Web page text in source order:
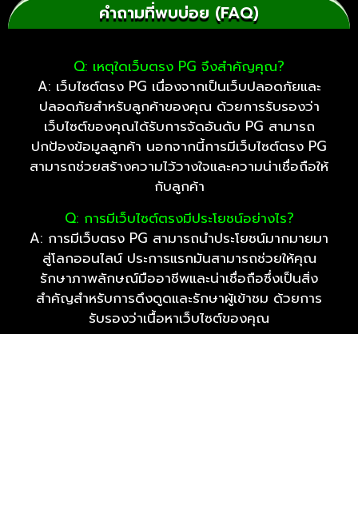
คำถามที่พบบ่อย (FAQ)
Q: เหตุใดเว็บตรง PG จึงสำคัญคุณ?
A: เว็บไซต์ตรง PG เนื่องจากเป็นเว็บปลอดภัยและ
ปลอดภัยสำหรับลูกค้าของคุณ ด้วยการรับรองว่า
เว็บไซต์ของคุณได้รับการจัดอันดับ PG สามารถ
ปกป้องข้อมูลลูกค้า นอกจากนี้การมีเว็บไซต์ตรง PG
สามารถช่วยสร้างความไว้วางใจและความน่าเชื่อถือให้
กับลูกค้า
Q: การมีเว็บไซต์ตรงมีประโยชน์อย่างไร?
A: การมีเว็บตรง PG สามารถนำประโยชน์มากมายมา
สู่โลกออนไลน์ ประการแรกมันสามารถช่วยให้คุณ
รักษาภาพลักษณ์มืออาชีพและน่าเชื่อถือซึ่งเป็นสิ่ง
สำคัญสำหรับการดึงดูดและรักษาผู้เข้าชม ด้วยการ
รับรองว่าเนื้อหาเว็บไซต์ของคุณ